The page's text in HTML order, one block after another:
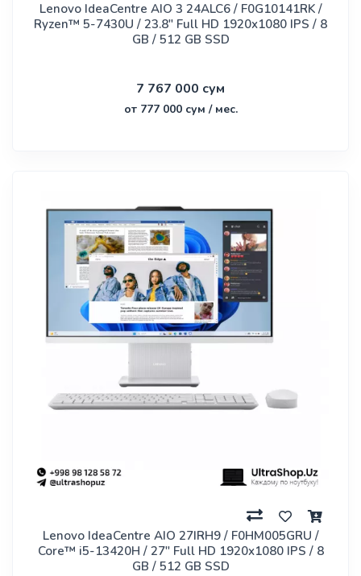
Lenovo IdeaCentre AIO 3 24ALC6 / F0G10141RK /
Ryzen™ 5-7430U / 23.8" Full HD 1920x1080 IPS / 8
GB / 512 GB SSD
7 767 000 сум
от 777 000 сум / мес.
Lenovo IdeaCentre AIO 27IRH9 / F0HM005GRU /
Core™ i5-13420H / 27" Full HD 1920x1080 IPS / 8
GB / 512 GB SSD